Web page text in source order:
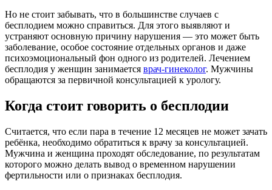
Но не стоит забывать, что в большинстве случаев с
бесплодием можно справиться. Для этого выявляют и
устраняют основную причину нарушения — это может быть
заболевание, особое состояние отдельных органов и даже
психоэмоциональный фон одного из родителей. Лечением
бесплодия у женщин занимается врач-гинеколог. Мужчины
обращаются за первичной консультацией к урологу.
Когда стоит говорить о бесплодии
Считается, что если пара в течение 12 месяцев не может зачать
ребёнка, необходимо обратиться к врачу за консультацией.
Мужчина и женщина проходят обследование, по результатам
которого можно делать вывод о временном нарушении
фертильности или о признаках бесплодия.